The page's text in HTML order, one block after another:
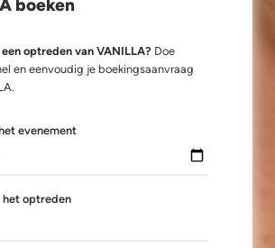
boeken
optreden van VANILLA? Doe
en eenvoudig je boekingsaanvraag
evenement
optreden